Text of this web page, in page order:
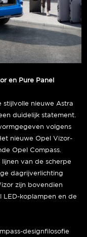
en Pure Panel
stijlvolle nieuwe Astra
duidelijk statement.
volgens
nieuwe Opel Vizor-
Opel Compass.
van de scherpe
dagrijverlichting
zijn bovendien
LED-koplampen en de
designfilosofie